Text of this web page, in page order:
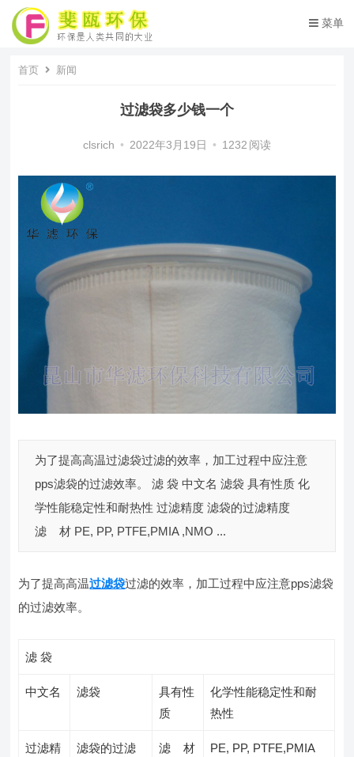
菜单
首页 新闻
过滤袋多少钱一个
clsrich • 2022年3月19日 • 1232 阅读
为了提高高温过滤袋过滤的效率，加工过程中应注意
pps滤袋的过滤效率。 滤 袋 中文名 滤袋 具有性质 化
学性能稳定性和耐热性 过滤精度 滤袋的过滤精度
滤 材 PE, PP, PTFE,PMIA ,NMO ...
为了提高高温过滤袋过滤的效率，加工过程中应注意pps滤袋
的过滤效率。
滤 袋
中文名 滤袋
具有性
质
化学性能稳定性和耐
热性
过滤精
滤袋的过滤
滤 材
PE, PP, PTFE,PMIA